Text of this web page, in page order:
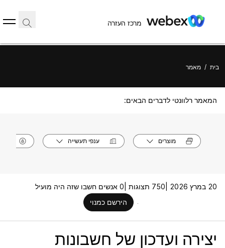
מרכז העזרה
בית / מאמר
המאמר רלוונטי לדברים הבאים:
מוצרים ענפי תעשייה
20 במרץ 2026 | 750 תצוגות |
0 אנשים חשבו שזה היה מועיל
הירשם כמנוי
יצירה ועדכון של חשבונות